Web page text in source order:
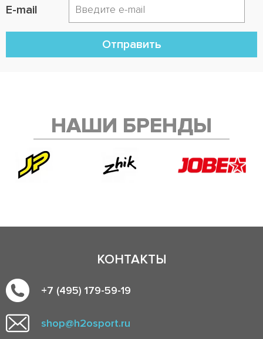
E-mail
Отправить
НАШИ БРЕНДЫ
КОНТАКТЫ
+7 (495) 179-59-19
shop@h2osport.ru